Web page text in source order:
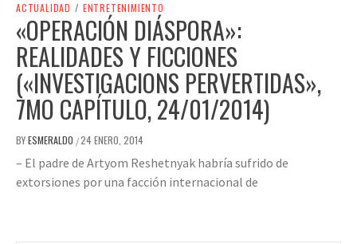
ACTUALIDAD / ENTRETENIMIENTO
«OPERACIÓN DIÁSPORA»:
REALIDADES Y FICCIONES
(«INVESTIGACIONS PERVERTIDAS»,
7MO CAPÍTULO, 24/01/2014)
BYESMERALDO /24 ENERO, 2014
– El padre de Artyom Reshetnyak habría sufrido de
extorsiones por una facción internacional de